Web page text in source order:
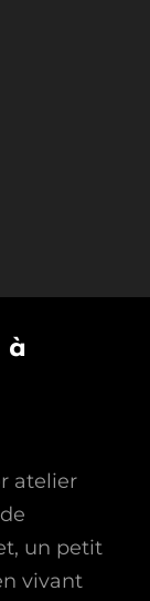
à
atelier
un petit
vivant